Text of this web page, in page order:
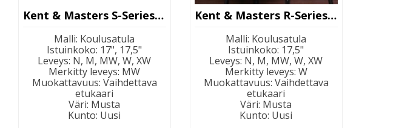
Kent & Masters S-Series Surface Block
Malli: Koulusatula
Istuinkoko: 17", 17,5"
Leveys: N, M, MW, W, XW
Merkitty leveys: MW
Muokattavuus: Vaihdettava
etukaari
Väri: Musta
Kunto: Uusi
Kent & Masters R-Series Moveable Block
Malli: Koulusatula
Istuinkoko: 17,5"
Leveys: N, M, MW, W, XW
Merkitty leveys: W
Muokattavuus: Vaihdettava
etukaari
Väri: Musta
Kunto: Uusi